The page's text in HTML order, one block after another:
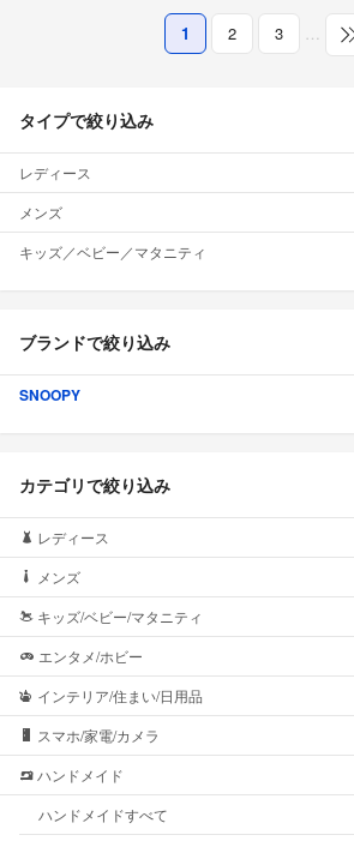
1 2 3 …
タイプで絞り込み
レディース
メンズ
キッズ／ベビー／マタニティ
ブランドで絞り込み
SNOOPY
カテゴリで絞り込み
レディース
メンズ
キッズ/ベビー/マタニティ
エンタメ/ホビー
インテリア/住まい/日用品
スマホ/家電/カメラ
ハンドメイド
ハンドメイドすべて